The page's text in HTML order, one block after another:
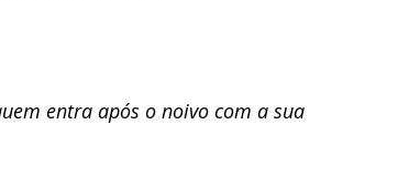
entra após o noivo com a sua